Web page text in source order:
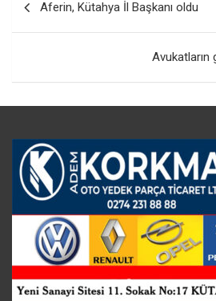
gezinmesi
Aferin, Kütahya İl Başkanı oldu
Avukatların